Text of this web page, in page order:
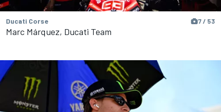
Ducati Corse 7 / 53
Marc Márquez, Ducati Team